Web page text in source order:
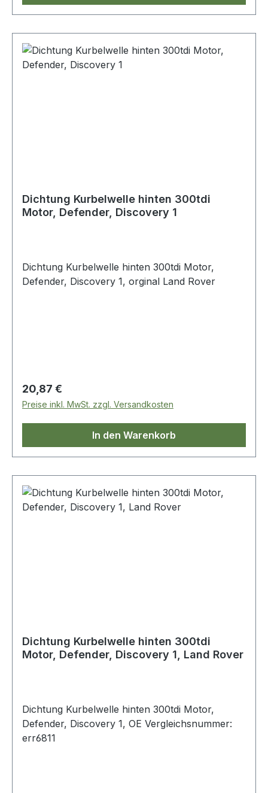
Dichtung Kurbelwelle hinten 300tdi
Motor, Defender, Discovery 1
Dichtung Kurbelwelle hinten 300tdi Motor,
Defender, Discovery 1, orginal Land Rover
Regulärer Preis:
20,87 €
Preise inkl. MwSt. zzgl. Versandkosten
In den Warenkorb
Dichtung Kurbelwelle hinten 300tdi
Motor, Defender, Discovery 1, Land Rover
Dichtung Kurbelwelle hinten 300tdi Motor,
Defender, Discovery 1, OE Vergleichsnummer:
err6811